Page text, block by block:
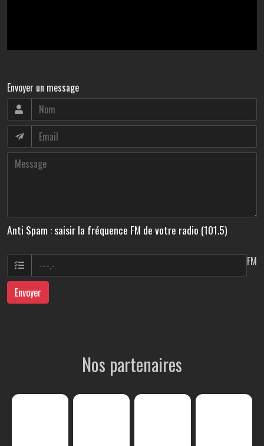
Envoyer un message
Anti Spam : saisir la fréquence FM de votre radio (101.5)
FM
Envoyer
Nos partenaires